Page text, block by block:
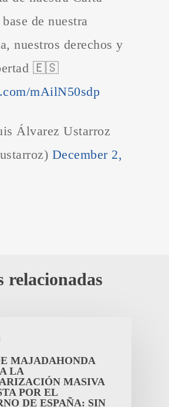
de nuestra
nuestros derechos y
🇪🇸
mAilN50sdp
Álvarez Ustarroz
December 2,
relacionadas
MAJADAHONDA
LA
MASIVA
POR EL
DE ESPAÑA: SIN